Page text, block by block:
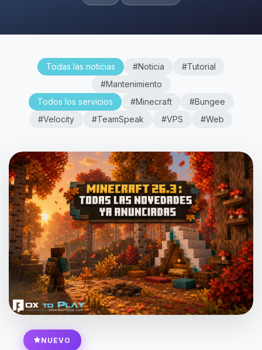
Todas las noticias #Noticia
#Tutorial
#Mantenimiento
Todos los servicios
#Minecraft
#Bungee
#Velocity
#TeamSpeak #VPS #Web
NUEVO